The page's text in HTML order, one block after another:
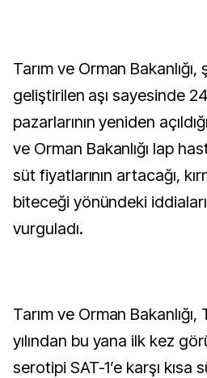
Tarım ve Orman Bakanlığı, şap hastalığına karşı
geliştirilen aşı sayesinde
pazarlarının yeniden
ve Orman Bakanlığı lap
süt fiyatlarının artacağı,
biteceği yönündeki
vurguladı.
Tarım ve Orman Bakanlığı,
yılından bu yana ilk kez
serotipi SAT-1’e karşı kısa